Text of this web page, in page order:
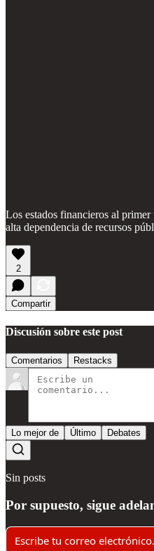
Los estados financieros al
alta dependencia de recursos
2
Compartir
Discusión sobre este post
Comentarios Restacks
Lo mejor de Último Debates
Sin posts
Por supuesto, sigue